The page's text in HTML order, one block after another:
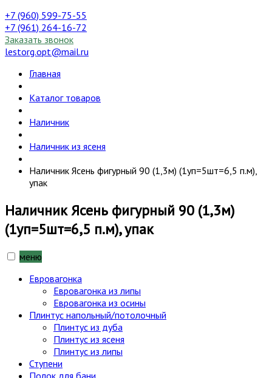
+7 (960) 599-75-55
+7 (961) 264-16-72
Заказать звонок
lestorg.opt@mail.ru
Главная
Каталог товаров
Наличник
Наличник из ясеня
Наличник Ясень фигурный 90 (1,3м) (1уп=5шт=6,5 п.м),
упак
Наличник Ясень фигурный 90 (1,3м)
(1уп=5шт=6,5 п.м), упак
меню
Евровагонка
Евровагонка из липы
Евровагонка из осины
Плинтус напольный/потолочный
Плинтус из дуба
Плинтус из ясеня
Плинтус из липы
Ступени
Полок для бани